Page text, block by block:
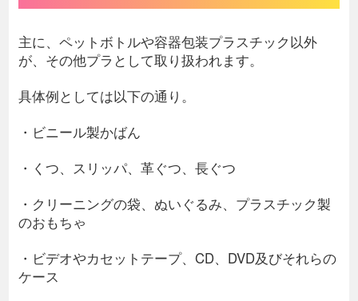
主に、ペットボトルや容器包装プラスチック以外
が、その他プラとして取り扱われます。
具体例としては以下の通り。
・ビニール製かばん
・くつ、スリッパ、革ぐつ、長ぐつ
・クリーニングの袋、ぬいぐるみ、プラスチック製
のおもちゃ
・ビデオやカセットテープ、CD、DVD及びそれらの
ケース